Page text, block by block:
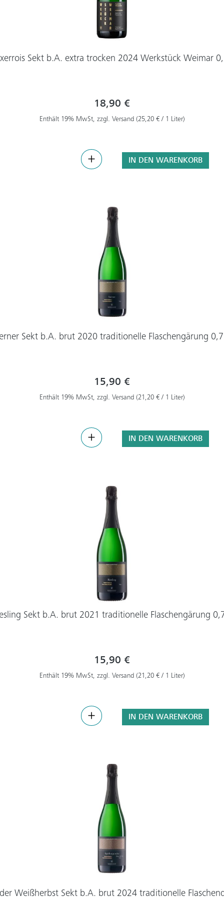
Sekt b.A. extra trocken 2024 Werkstück Weimar
18,90 €
Enthält 19% MwSt, zzgl. Versand (25,20 € / 1 Liter)
IN DEN WARENKORB
Sekt b.A. brut 2020 traditionelle Flaschengärung
15,90 €
Enthält 19% MwSt, zzgl. Versand (21,20 € / 1 Liter)
IN DEN WARENKORB
Sekt b.A. brut 2021 traditionelle Flaschengärung
15,90 €
Enthält 19% MwSt, zzgl. Versand (21,20 € / 1 Liter)
IN DEN WARENKORB
Weißherbst Sekt b.A. brut 2024 traditionelle